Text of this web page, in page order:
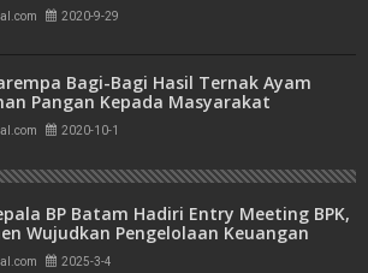
2020-9-29
Bagi-Bagi Hasil Ternak Ayam
Pangan Kepada Masyarakat
2020-10-1
BP Batam Hadiri Entry Meeting BPK,
Wujudkan Pengelolaan Keuangan
dan Akuntabel
2025-3-4